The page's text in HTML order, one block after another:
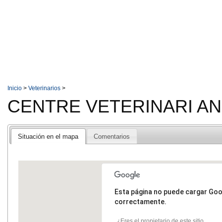
Inicio > Veterinarios >
CENTRE VETERINARI
Situación en el mapa Comentarios
Esta página no puede cargar
correctamente.